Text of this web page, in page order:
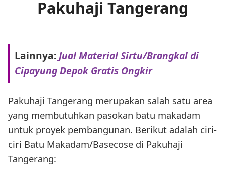
Pakuhaji Tangerang
Lainnya:Jual Material Sirtu/Brangkal di
Cipayung Depok Gratis Ongkir
Pakuhaji Tangerang merupakan salah satu area
yang membutuhkan pasokan batu makadam
untuk proyek pembangunan. Berikut adalah ciri-
ciri Batu Makadam/Basecose di Pakuhaji
Tangerang: